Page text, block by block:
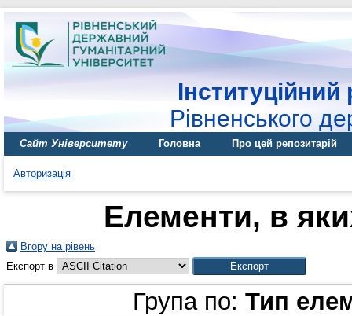
Інституційний
Рівненського
Сайт Університету Головна Про цей репозитарій
Авторизація
Елементи, в
Вгору на рівень
Експорт в
Група по: Тип